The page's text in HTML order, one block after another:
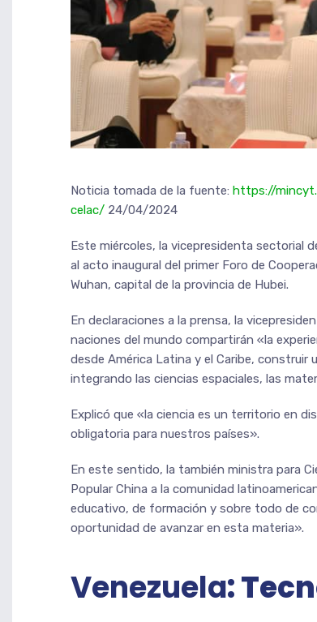
Noticia tomada de la fuente: https://
celac/ 24/04/2024
Este miércoles, la vicepresidenta sectorial
al acto inaugural del primer Foro de
Wuhan, capital de la provincia de Hubei.
En declaraciones a la prensa, la
naciones del mundo compartirán «la
desde América Latina y el Caribe,
integrando las ciencias espaciales, las
Explicó que «la ciencia es un territorio en
obligatoria para nuestros países».
En este sentido, la también ministra para
Popular China a la comunidad
educativo, de formación y sobre todo de
oportunidad de avanzar en esta materia».
Venezuela: